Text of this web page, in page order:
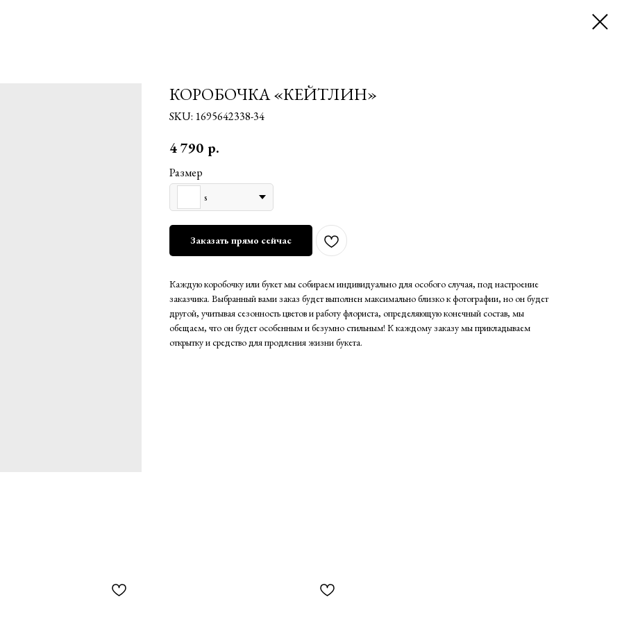
КОРОБОЧКА «КЕЙТЛИН»
SKU: 1695642338-34
4 790 р.
Размер
s
Заказать прямо сейчас
Каждую коробочку или букет мы собираем индивидуально для особого случая, под настроение
заказчика. Выбранный вами заказ будет выполнен максимально близко к фотографии, но он будет
другой, учитывая сезонность цветов и работу флориста, определяющую конечный состав, мы
обещаем, что он будет особенным и безумно стильным! К каждому заказу мы прикладываем
открытку и средство для продления жизни букета.